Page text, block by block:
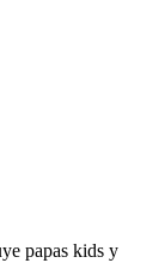
papas kids y